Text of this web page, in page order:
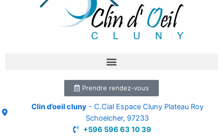
Prendre rendez-vous
Clin d’oeil cluny- C.Cial Espace Cluny Plateau Roy
Schoelcher, 97233
+596 596 63 10 39